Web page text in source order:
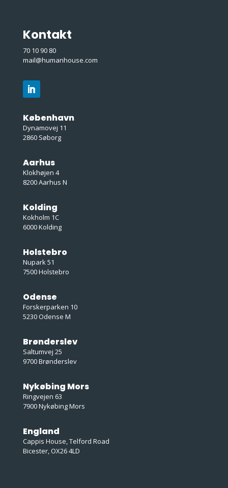
Kontakt
70 10 90 80
mail@humanhouse.com
København
Dynamovej 11
2860 Søborg
Aarhus
Klokhøjen 4
8200 Aarhus N
Kolding
Kokholm 1C
6000 Kolding
Holstebro
Nupark 51
7500 Holstebro
Odense
Forskerparken 10
5230 Odense M
Brønderslev
Saltumvej 25
9700 Brønderslev
Nykøbing Mors
Ringvejen 63
7900 Nykøbing Mors
England
Cappis House, Telford Road
Bicester, OX26 4LD